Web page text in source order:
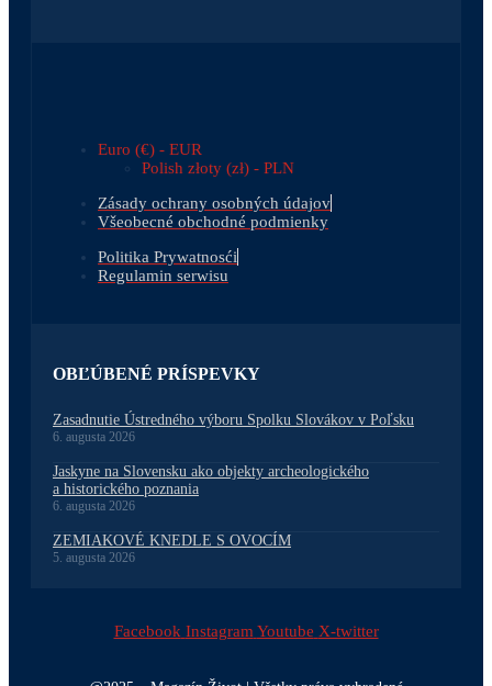
Euro (€) - EUR
Polish złoty (zł) - PLN
Zásady ochrany osobných údajov
Všeobecné obchodné podmienky
Politika Prywatnosći
Regulamin serwisu
OBĽÚBENÉ PRÍSPEVKY
Zasadnutie Ústredného výboru Spolku Slovákov v Poľsku
6. augusta 2026
Jaskyne na Slovensku ako objekty archeologického
a historického poznania
6. augusta 2026
ZEMIAKOVÉ KNEDLE S OVOCÍM
5. augusta 2026
Facebook Instagram Youtube X-twitter